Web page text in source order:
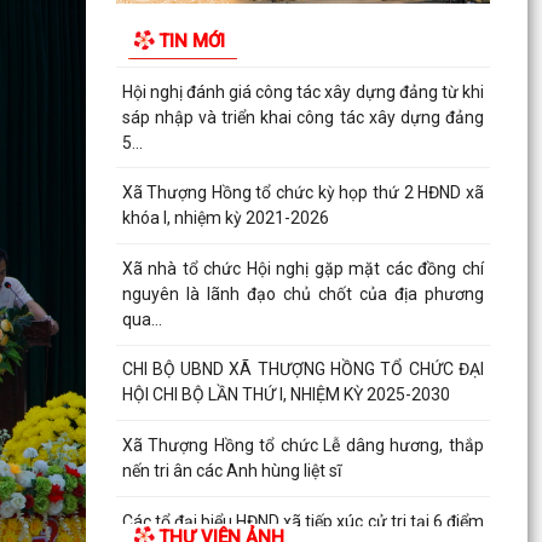
TIN MỚI
Xã Thượng Hồng tổ chức Lễ dâng hương, thắp
Các tổ đại biểu HĐND xã tiếp xúc cử tri tại 6 điểm
trên địa bàn xã
Xã Thượng Hồng với các hoạt động hướng về Kỷ
niệm 78 năm ngày Thương binh Liệt sỹ 27/07
Thôn Hà Tiên tổ chức thành công giải bóng
chuyền mở rộng lần thứ 2 chào mừng thành lập
xã Thượng...
Xã Thượng Hồng chủ động ứng phó với bão số 3
theo hướng tinh gọn, hiệu quả
khai mô hình chính quyền địa phương 2 cấp
THƯ VIỆN ẢNH